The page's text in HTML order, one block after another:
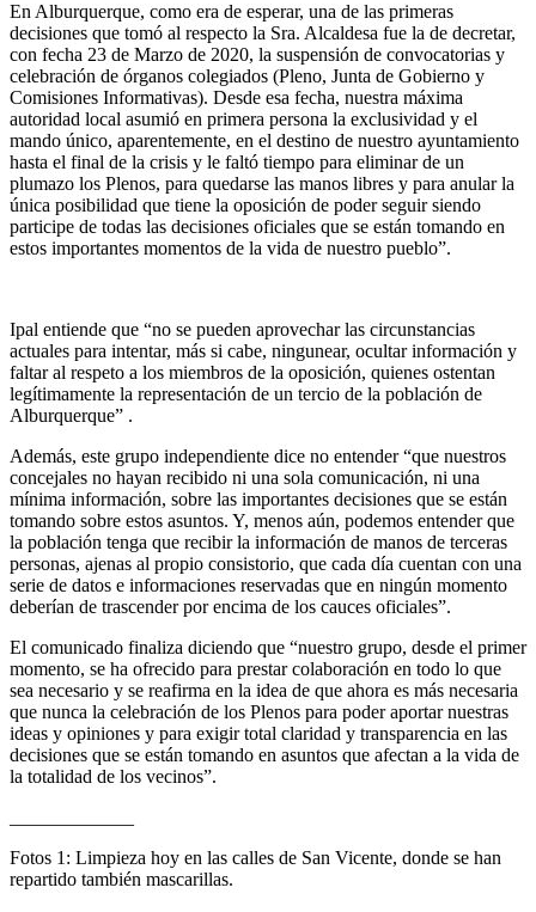
En Alburquerque, como era de esperar, una de las primeras
decisiones que tomó al respecto la Sra. Alcaldesa fue la de decretar,
con fecha 23 de Marzo de 2020, la suspensión de convocatorias y
celebración de órganos colegiados (Pleno, Junta de Gobierno y
Comisiones Informativas). Desde esa fecha, nuestra máxima
autoridad local asumió en primera persona la exclusividad y el
mando único, aparentemente, en el destino de nuestro ayuntamiento
hasta el final de la crisis y le faltó tiempo para eliminar de un
plumazo los Plenos, para quedarse las manos libres y para anular la
única posibilidad que tiene la oposición de poder seguir siendo
participe de todas las decisiones oficiales que se están tomando en
estos importantes momentos de la vida de nuestro pueblo”.
Ipal entiende que “no se pueden aprovechar las circunstancias
actuales para intentar, más si cabe, ningunear, ocultar información y
faltar al respeto a los miembros de la oposición, quienes ostentan
legítimamente la representación de un tercio de la población de
Alburquerque” .
Además, este grupo independiente dice no entender “que nuestros
concejales no hayan recibido ni una sola comunicación, ni una
mínima información, sobre las importantes decisiones que se están
tomando sobre estos asuntos. Y, menos aún, podemos entender que
la población tenga que recibir la información de manos de terceras
personas, ajenas al propio consistorio, que cada día cuentan con una
serie de datos e informaciones reservadas que en ningún momento
deberían de trascender por encima de los cauces oficiales”.
El comunicado finaliza diciendo que “nuestro grupo, desde el primer
momento, se ha ofrecido para prestar colaboración en todo lo que
sea necesario y se reafirma en la idea de que ahora es más necesaria
que nunca la celebración de los Plenos para poder aportar nuestras
ideas y opiniones y para exigir total claridad y transparencia en las
decisiones que se están tomando en asuntos que afectan a la vida de
la totalidad de los vecinos”.
Fotos 1: Limpieza hoy en las calles de San Vicente, donde se han
repartido también mascarillas.